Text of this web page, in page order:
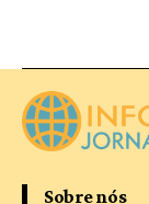
Sobre nós